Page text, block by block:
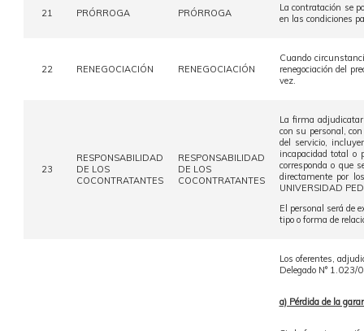
21 PRÓRROGA PRÓRROGA
La contratación se
en las condiciones
22 RENEGOCIACIÓN RENEGOCIACIÓN
Cuando
renegociación del
vez.
23
RESPONSABILIDAD
DE LOS
COCONTRATANTES
RESPONSABILIDAD
DE LOS
COCONTRATANTES
La firma
con su personal,
del servicio,
incapacidad total o
corresponda o que
directamente por
UNIVERSIDAD
El personal será de
tipo o forma de
Los oferentes,
Delegado N°
a) Pérdida de la